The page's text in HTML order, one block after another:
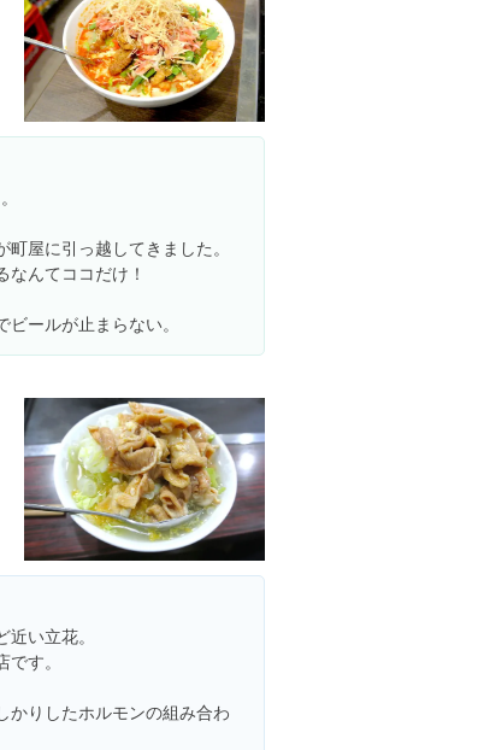
屋に引っ越してきました。
んてココだけ！
ールが止まらない。
い立花。
す。
かりしたホルモンの組み合わ